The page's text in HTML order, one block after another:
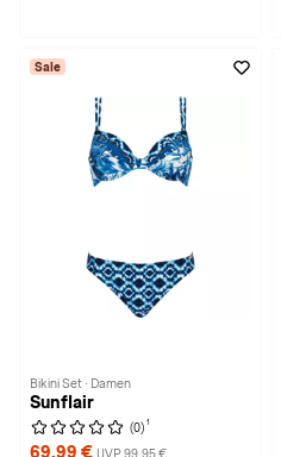
Sale
Bikini Set · Damen
Sunflair
(0) 1
69,99 € UVP 99,95 €